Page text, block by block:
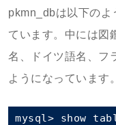
pkmn_dbは以下のよ
ています。中には図
名、ドイツ語名、フ
ようになっています。
mysql> show